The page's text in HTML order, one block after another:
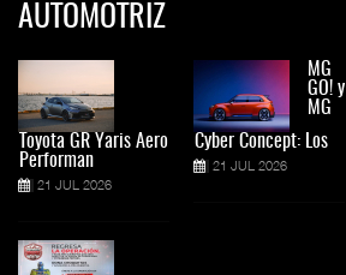
AUTOMOTRIZ
Toyota GR Yaris Aero
Performan
21 JUL 2026
MG
GO! y
MG
Cyber Concept: Los
21 JUL 2026